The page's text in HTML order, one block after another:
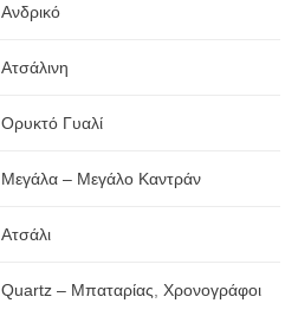
Ανδρικό
Ατσάλινη
Ορυκτό Γυαλί
Μεγάλα – Μεγάλο Καντράν
Ατσάλι
Quartz – Μπαταρίας,Χρονογράφοι